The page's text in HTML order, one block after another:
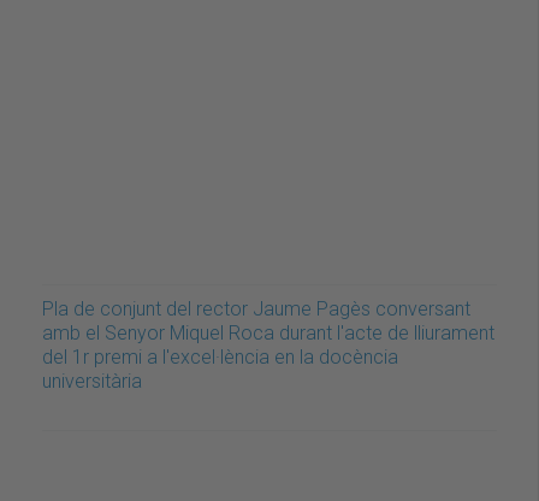
Pla de conjunt del rector Jaume Pagès conversant
amb el Senyor Miquel Roca durant l'acte de lliurament
del 1r premi a l'excel·lència en la docència
universitària